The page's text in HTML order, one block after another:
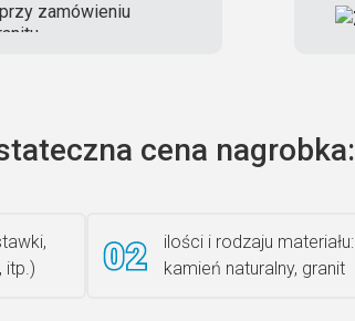
zamówieniu
cena nagrobka:
itp.)
ilości i rodzaju materiału:
kamień naturalny, granit